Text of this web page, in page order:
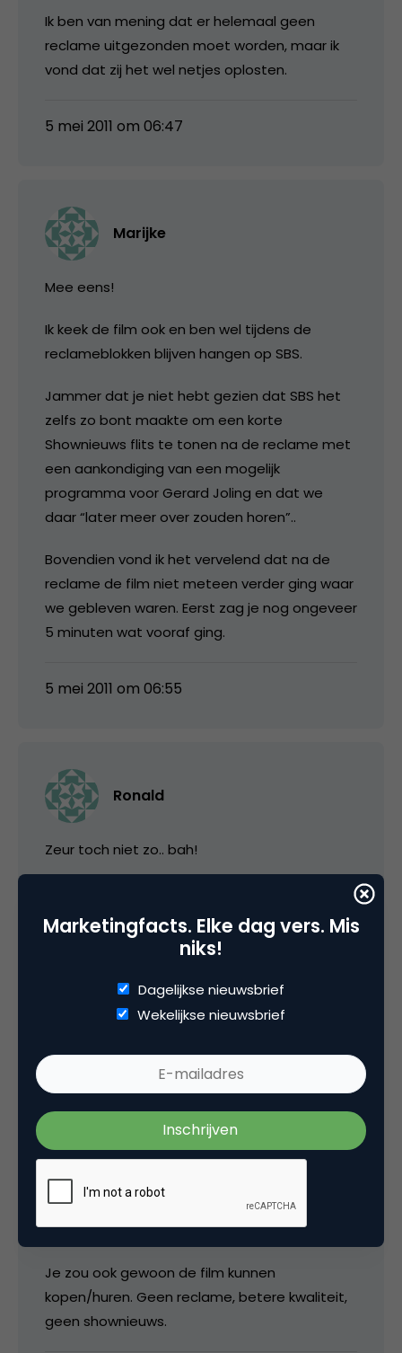
Ik ben van mening dat er helemaal geen
reclame uitgezonden moet worden, maar ik
vond dat zij het wel netjes oplosten.
5 mei 2011 om 06:47
Marijke
Mee eens!
Ik keek de film ook en ben wel tijdens de
reclameblokken blijven hangen op SBS.
Jammer dat je niet hebt gezien dat SBS het
zelfs zo bont maakte om een korte
Shownieuws flits te tonen na de reclame met
een aankondiging van een mogelijk
programma voor Gerard Joling en dat we
daar “later meer over zouden horen”..
Bovendien vond ik het vervelend dat na de
reclame de film niet meteen verder ging waar
we gebleven waren. Eerst zag je nog ongeveer
5 minuten wat vooraf ging.
5 mei 2011 om 06:55
Ronald
Zeur toch niet zo.. bah!
SBS kijken met je vrouw? Sorry hoor, maar
volgens mij wilde je je niet echt bezinnen, je
je je te ergeren..
lezen of sporten om je hoofd leeg te krijgen!
5 mei 2011 om 06:58
Je zou ook gewoon de film kunnen
kopen/huren. Geen reclame, betere kwaliteit,
geen shownieuws.
Marketingfacts. Elke dag vers. Mis
niks!
Dagelijkse nieuwsbrief
Wekelijkse nieuwsbrief